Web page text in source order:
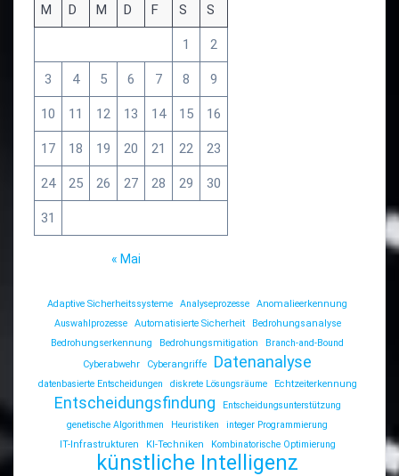
M D M D F S S
1 2
3 4 5 6 7 8 9
10 11 12 13 14 15 16
17 18 19 20 21 22 23
24 25 26 27 28 29 30
31
« Mai
Adaptive Sicherheitssysteme Analyseprozesse
Anomalieerkennung
Auswahlprozesse
Automatisierte Sicherheit
Bedrohungsanalyse
Bedrohungserkennung
Bedrohungsmitigation
Branch-and-Bound
Cyberabwehr
Cyberangriffe Datenanalyse
datenbasierte Entscheidungen diskrete Lösungsräume Echtzeiterkennung
Entscheidungsfindung
Entscheidungsunterstützung
genetische Algorithmen
Heuristiken
integer Programmierung
IT-Infrastrukturen
KI-Techniken Kombinatorische Optimierung
künstliche Intelligenz